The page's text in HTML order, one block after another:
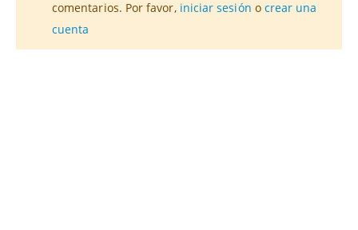
comentarios. Por favor, iniciar sesión o crear una
cuenta